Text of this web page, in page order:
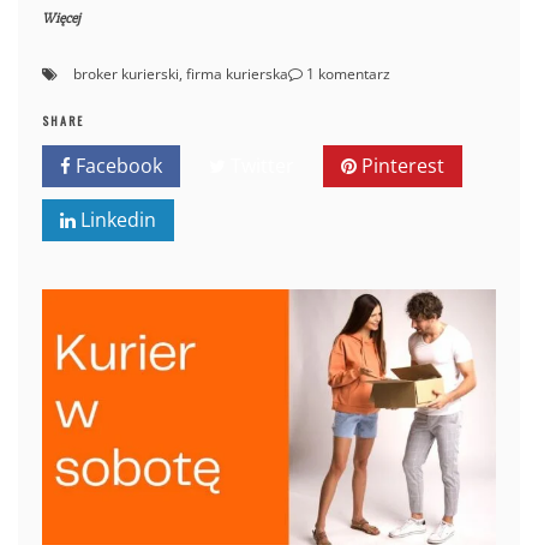
Więcej
broker kurierski, firma kurierska 1 komentarz
jest
broker
kurierski
różnica
pomiędzy
firmą
kurierską?
SHARE
Facebook Pinterest
Linkedin